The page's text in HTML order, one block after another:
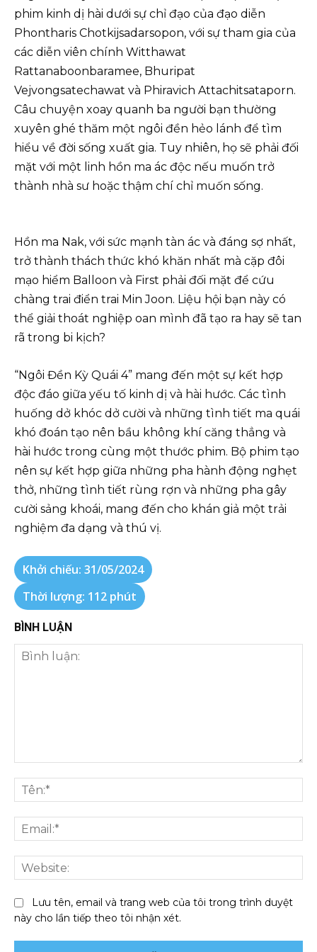
phim kinh dị hài dưới sự chỉ đạo của đạo diễn
Phontharis Chotkijsadarsopon, với sự tham gia của
các diễn viên chính Witthawat
Rattanaboonbaramee, Bhuripat
Vejvongsatechawat và Phiravich Attachitsataporn.
Câu chuyện xoay quanh ba người bạn thường
xuyên ghé thăm một ngôi đền hẻo lánh để tìm
hiểu về đời sống xuất gia. Tuy nhiên, họ sẽ phải đối
mặt với một linh hồn ma ác độc nếu muốn trở
thành nhà sư hoặc thậm chí chỉ muốn sống.
Hồn ma Nak, với sức mạnh tàn ác và đáng sợ nhất,
trở thành thách thức khó khăn nhất mà cặp đôi
mạo hiểm Balloon và First phải đối mặt để cứu
chàng trai điển trai Min Joon. Liệu hội bạn này có
thể giải thoát nghiệp oan mình đã tạo ra hay sẽ tan
rã trong bi kịch?
“Ngôi Đền Kỳ Quái 4” mang đến một sự kết hợp
độc đáo giữa yếu tố kinh dị và hài hước. Các tình
huống dở khóc dở cười và những tình tiết ma quái
khó đoán tạo nên bầu không khí căng thẳng và
hài hước trong cùng một thước phim. Bộ phim tạo
nên sự kết hợp giữa những pha hành động nghẹt
thở, những tình tiết rùng rợn và những pha gây
cười sảng khoái, mang đến cho khán giả một trải
nghiệm đa dạng và thú vị.
Khởi chiếu: 31/05/2024
Thời lượng: 112 phút
BÌNH LUẬN
luận:
Lưu tên, email và trang web của tôi trong trình duyệt
này cho lần tiếp theo tôi nhận xét.